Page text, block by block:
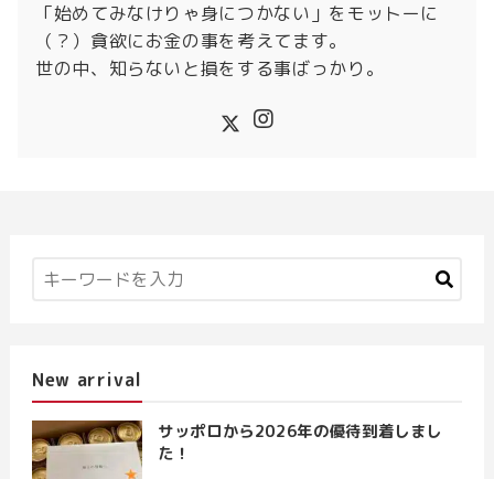
「始めてみなけりゃ身につかない」をモットーに
（？）貪欲にお金の事を考えてます。
世の中、知らないと損をする事ばっかり。
New arrival
サッポロから2026年の優待到着しまし
た！